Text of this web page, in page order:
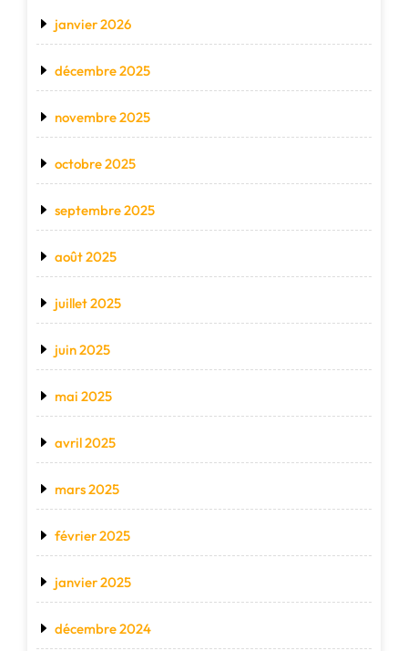
janvier 2026
décembre 2025
novembre 2025
octobre 2025
septembre 2025
août 2025
juillet 2025
juin 2025
mai 2025
avril 2025
mars 2025
février 2025
janvier 2025
décembre 2024